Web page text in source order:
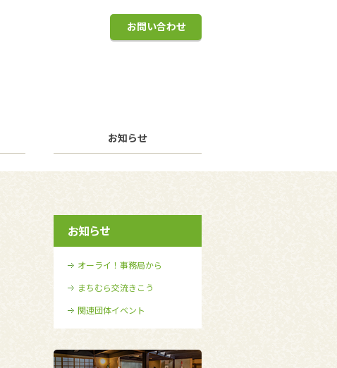
お知らせ
お問い合わせ
お知らせ
オーライ！事務局から
まちむら交流きこう
関連団体イベント